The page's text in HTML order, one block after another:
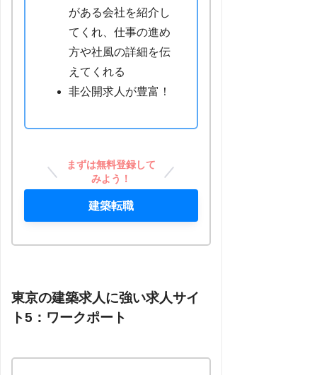
がある会社を紹介し
てくれ、仕事の進め
方や社風の詳細を伝
えてくれる
非公開求人が豊富！
まずは無料登録して
みよう！
建築転職
東京の建築求人に強い求人サイ
ト5：ワークポート